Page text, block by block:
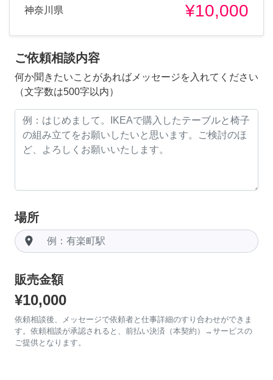
神奈川県 ¥10,000
ご依頼相談内容
何か聞きたいことがあればメッセージを入れてください
（文字数は500字以内）
場所
room
販売金額
¥10,000
依頼相談後、メッセージで依頼者と仕事詳細のすり合わせができま
す。依頼相談が承認されると、前払い決済（本契約）→サービスの
ご提供となります。